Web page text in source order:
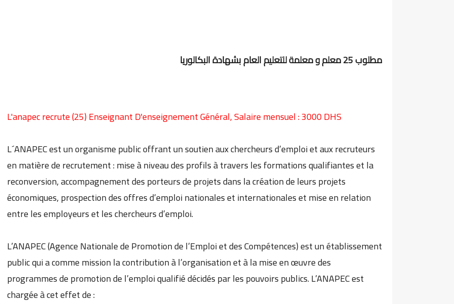
مطلوب 25 معلم و معلمة للتعليم العام بشهادة البكالوريا
L'anapec recrute (25) Enseignant D'enseignement Général, Salaire mensuel : 3000 DHS
L´ANAPEC est un organisme public offrant un soutien aux chercheurs d’emploi et aux recruteurs
en matière de recrutement : mise à niveau des profils à travers les formations qualifiantes et la
reconversion, accompagnement des porteurs de projets dans la création de leurs projets
économiques, prospection des offres d’emploi nationales et internationales et mise en relation
entre les employeurs et les chercheurs d’emploi.
L’ANAPEC (Agence Nationale de Promotion de l’Emploi et des Compétences) est un établissement
public qui a comme mission la contribution à l’organisation et à la mise en œuvre des
programmes de promotion de l’emploi qualifié décidés par les pouvoirs publics. L’ANAPEC est
chargée à cet effet de :